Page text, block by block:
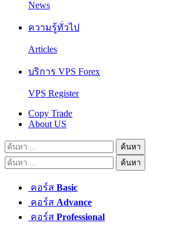
News
ความรู้ทั่วไป
Articles
บริการ VPS Forex
VPS Register
Copy Trade
About US
ค้นหา
สำหรับ:
ค้นหา
คอร์ส Basic
คอร์ส Advance
คอร์ส Professional